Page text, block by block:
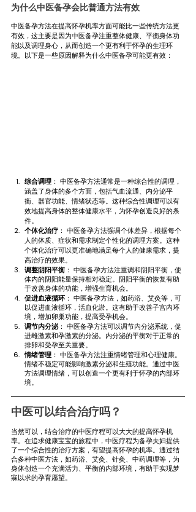
为什么中医备孕会比普通方法有效
中医备孕方法在提高怀孕机率方面可能比一些传统方法更
有效，这主要是因为中医备孕注重整体健康、平衡身体功
能以及调理身心，从而创造一个更有利于怀孕的生理环
境。以下是一些原因解释为什么中医备孕可能更有效：
综合调理 ： 中医备孕方法通常是一种综合性的调理，
涵盖了身体的多个方面，包括气血流通、内分泌平
衡、器官功能、情绪状态等。这种综合性调理可以有
效地提高身体的整体健康水平，为怀孕创造良好的条
件。
个体化治疗 ： 中医备孕方法强调个体差异，根据每个
人的体质、症状和需求制定个性化的调理方案。这种
个体化治疗可以更准确地满足每个人的健康需求，提
高治疗的效果。
调整阴阳平衡 ： 中医备孕方法注重调和阴阳平衡，使
体内的阴阳能量保持相对稳定。阴阳平衡的恢复有助
于改善身体的功能，增强生育机会。
促进血液循环 ： 中医备孕方法，如药浴、艾灸等，可
以促进血液循环，活血化淤。这有助于改善子宫内环
境，增加卵巢功能，提高受孕机会。
调节内分泌： 中医备孕方法可以调节内分泌系统，促
进雌激素和孕激素的分泌。内分泌的平衡对于正常的
排卵和受孕至关重要。
情绪管理 ： 中医备孕方法注重情绪管理和心理健康。
情绪不稳定可能影响激素分泌和生殖功能。通过中医
方法调理情绪，可以创造一个更有利于怀孕的内部环
境。
中医可以结合治疗吗？
当然可以，结合治疗的中医疗程可以大大的提高怀孕机
率。在追求健康宝宝的旅程中，中医疗程为备孕夫妇提供
了一个综合性的治疗方案，有望提高怀孕的机率。通过结
合多种中医方法，如药浴、艾灸、针灸、中药调理等，为
身体创造一个充满活力、平衡的内部环境，有助于实现梦
寐以求的孕育愿望。